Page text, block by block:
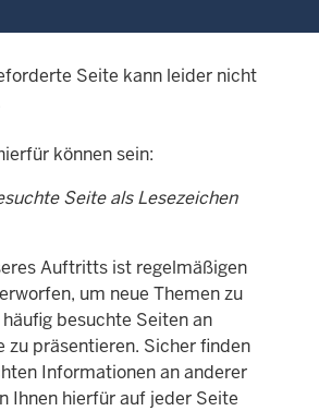
Seite kann leider nicht
können sein:
Seite als Lesezeichen
Auftritts ist regelmäßigen
um neue Themen zu
besuchte Seiten an
zu präsentieren. Sicher finden
Informationen an anderer
Ihnen hierfür auf jeder Seite